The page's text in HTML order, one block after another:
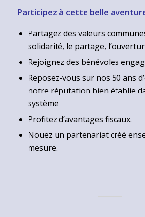
Participez à cette belle
Partagez des valeurs
solidarité, le partage,
Rejoignez des bénévoles
Reposez-vous sur nos 50 ans
notre réputation bien établie
système
Profitez d’avantages fiscaux.
Nouez un partenariat créé
mesure.